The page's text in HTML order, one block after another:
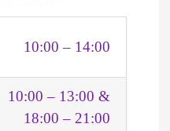
10:00 – 14:00
10:00 – 13:00 &
18:00 – 21:00